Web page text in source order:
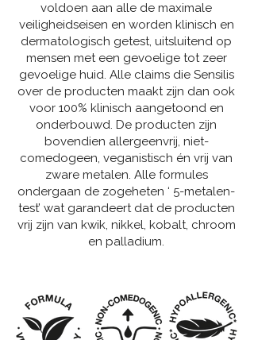
voldoen aan alle de maximale
veiligheidseisen en worden klinisch en
dermatologisch getest, uitsluitend op
mensen met een gevoelige tot zeer
gevoelige huid. Alle claims die Sensilis
over de producten maakt zijn dan ook
voor 100% klinisch aangetoond en
onderbouwd. De producten zijn
bovendien allergeenvrij, niet-
comedogeen, veganistisch én vrij van
zware metalen. Alle formules
ondergaan de zogeheten ‘ 5-metalen-
test’ wat garandeert dat de producten
vrij zijn van kwik, nikkel, kobalt, chroom
en palladium.